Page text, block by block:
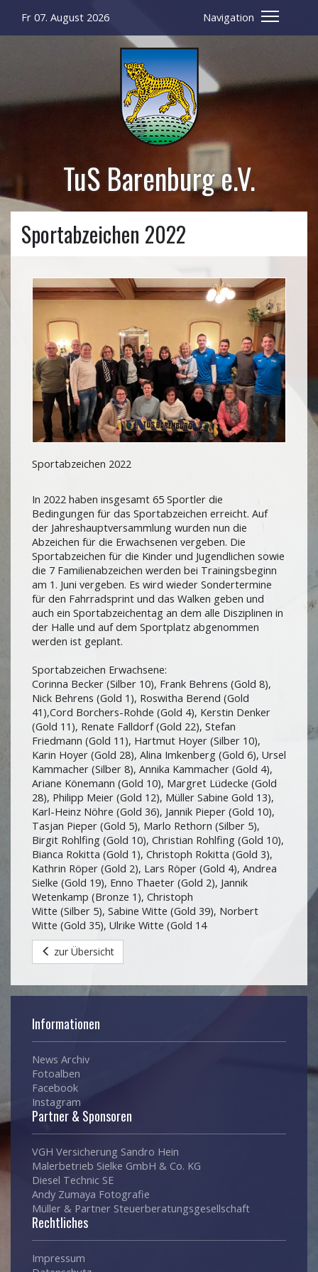
Fr 07. August 2026 Navigation
TuS Barenburg e.V.
Sportabzeichen 2022
Sportabzeichen 2022
In 2022 haben insgesamt 65 Sportler die
Bedingungen für das Sportabzeichen erreicht. Auf
der Jahreshauptversammlung wurden nun die
Abzeichen für die Erwachsenen vergeben. Die
Sportabzeichen für die Kinder und Jugendlichen sowie
die 7 Familienabzeichen werden bei Trainingsbeginn
am 1. Juni vergeben. Es wird wieder Sondertermine
für den Fahrradsprint und das Walken geben und
auch ein Sportabzeichentag an dem alle Disziplinen in
der Halle und auf dem Sportplatz abgenommen
werden ist geplant.
Sportabzeichen Erwachsene:
Corinna Becker (Silber 10), Frank Behrens (Gold 8),
Nick Behrens (Gold 1), Roswitha Berend (Gold
41),Cord Borchers-Rohde (Gold 4), Kerstin Denker
(Gold 11), Renate Falldorf (Gold 22), Stefan
Friedmann (Gold 11), Hartmut Hoyer (Silber 10),
Karin Hoyer (Gold 28), Alina Imkenberg (Gold 6), Ursel
Kammacher (Silber 8), Annika Kammacher (Gold 4),
Ariane Könemann (Gold 10), Margret Lüdecke (Gold
28), Philipp Meier (Gold 12), Müller Sabine Gold 13),
Karl-Heinz Nöhre (Gold 36), Jannik Pieper (Gold 10),
Tasjan Pieper (Gold 5), Marlo Rethorn (Silber 5),
Birgit Rohlfing (Gold 10), Christian Rohlfing (Gold 10),
Bianca Rokitta (Gold 1), Christoph Rokitta (Gold 3),
Kathrin Röper (Gold 2), Lars Röper (Gold 4), Andrea
Sielke (Gold 19), Enno Thaeter (Gold 2), Jannik
Wetenkamp (Bronze 1), Christoph
Witte (Silber 5), Sabine Witte (Gold 39), Norbert
Witte (Gold 35), Ulrike Witte (Gold 14
zur Übersicht
Informationen
News Archiv
Fotoalben
Facebook
Instagram
Partner & Sponsoren
VGH Versicherung Sandro Hein
Malerbetrieb Sielke GmbH & Co. KG
Diesel Technic SE
Andy Zumaya Fotografie
Müller & Partner Steuerberatungsgesellschaft
Rechtliches
Impressum